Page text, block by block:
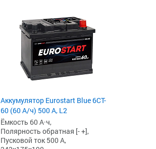
Аккумулятор Eurostart Blue 6CT-
60 (60 А/ч) 500 А, L2
Ёмкость 60 А·ч,
Полярность обратная [- +],
Пусковой ток 500 А,